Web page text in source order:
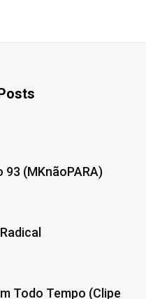
(MKnãoPARA)
Todo Tempo (Clipe